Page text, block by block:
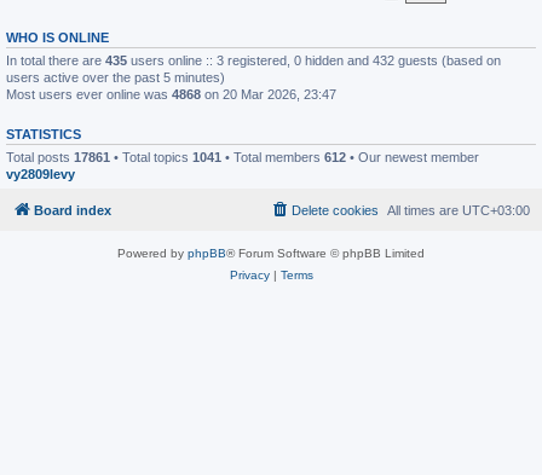
WHO IS ONLINE
In total there are 435 users online :: 3 registered, 0 hidden and 432 guests (based on
users active over the past 5 minutes)
Most users ever online was 4868 on 20 Mar 2026, 23:47
STATISTICS
Total posts 17861 • Total topics 1041 • Total members 612 • Our newest member
vy2809levy
Board index All times are UTC+03:00
Delete cookies
Powered by phpBB® Forum Software © phpBB Limited
Privacy| Terms